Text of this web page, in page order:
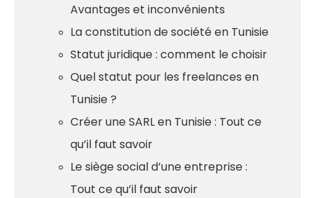
Avantages et inconvénients
La constitution de société en Tunisie
Statut juridique : comment le choisir
Quel statut pour les freelances en
Tunisie ?
Créer une SARL en Tunisie : Tout ce
qu’il faut savoir
Le siège social d’une entreprise :
Tout ce qu’il faut savoir